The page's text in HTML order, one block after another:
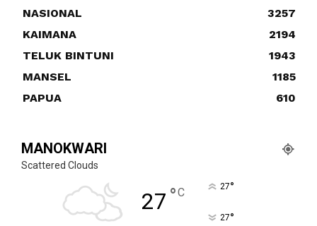
NASIONAL
3257
KAIMANA
2194
TELUK BINTUNI
1943
MANSEL
1185
PAPUA
610
MANOKWARI
Scattered Clouds
27 °C 27°
27°